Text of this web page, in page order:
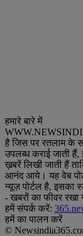
हमारे बारे में
है जिस पर रतलाम के
उपलब्ध कराई जाती हैं,
ख़बरें लिखी जाती हैं
आनंद आये। यह वेब
न्यूज़ पोर्टल है, इसका
- खबरों का फीवर रखा
हमें संपर्क करें:
हमें का पालन करें
©